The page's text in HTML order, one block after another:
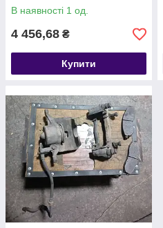
В наявності 1 од.
4 456,68 ₴
Купити